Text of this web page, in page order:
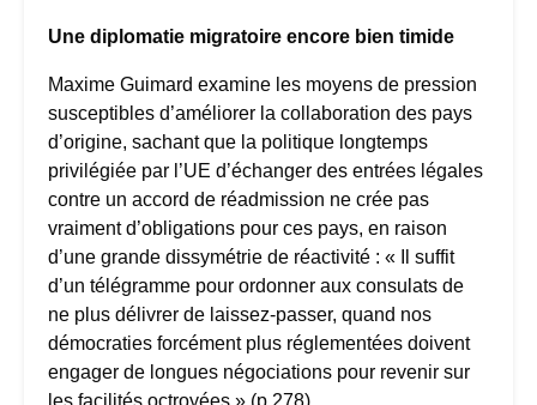
Une diplomatie migratoire encore bien timide
Maxime Guimard examine les moyens de pression
susceptibles d’améliorer la collaboration des pays
d’origine, sachant que la politique longtemps
privilégiée par l’UE d’échanger des entrées légales
contre un accord de réadmission ne crée pas
vraiment d’obligations pour ces pays, en raison
d’une grande dissymétrie de réactivité : « Il suffit
d’un télégramme pour ordonner aux consulats de
ne plus délivrer de laissez-passer, quand nos
démocraties forcément plus réglementées doivent
engager de longues négociations pour revenir sur
les facilités octroyées » (p.278).